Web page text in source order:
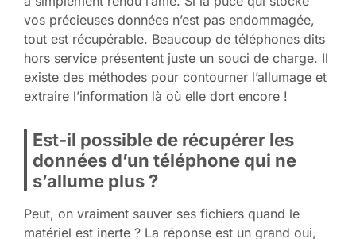
vos précieuses données n’est pas endommagée,
tout est récupérable. Beaucoup de téléphones dits
hors service présentent juste un souci de charge. Il
existe des méthodes pour contourner l’allumage et
extraire l’information là où elle dort encore !
Est-il possible de récupérer les
données d’un téléphone qui ne
s’allume plus ?
Peut, on vraiment sauver ses fichiers quand le
matériel est inerte ? La réponse est un grand oui,